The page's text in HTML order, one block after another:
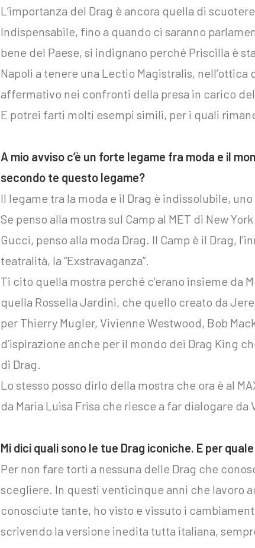
L’importanza del Drag è ancora quella di
Indispensabile, fino a quando ci saranno
bene del Paese, si indignano perché Priscilla è
Napoli a tenere una Lectio Magistralis,
affermativo nei confronti della presa in carico
E potrei farti molti esempi simili, per i quali
A mio avviso c’è un forte legame fra moda e il
secondo te questo legame?
Il legame tra la moda e il Drag è indissolubile,
Se penso alla mostra sul Camp al MET di New
Gucci, penso alla moda Drag. Il Camp è il Drag,
teatralità, la “Exstravaganza”.
Ti cito quella mostra perché c’erano insieme da
quella Rossella Jardini, che quello creato da
per Thierry Mugler, Vivienne Westwood, Bob
d’ispirazione anche per il mondo dei Drag King
di Drag.
Lo stesso posso dirlo della mostra che ora è al
da Maria Luisa Frisa che riesce a far dialogare
Mi dici quali sono le tue Drag iconiche. E per
Per non fare torti a nessuna delle Drag che
scegliere. In questi venticinque anni che lavoro
conosciute tante, ho visto e vissuto i
scrivendo la versione inedita tutta italiana,